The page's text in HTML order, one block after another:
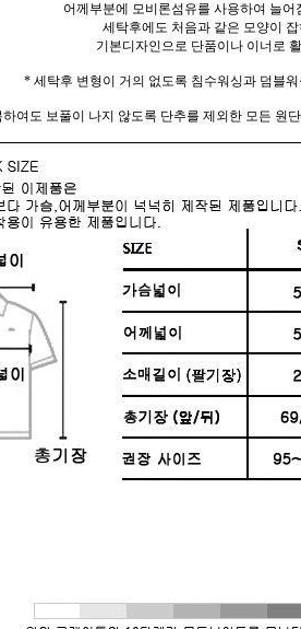
어께부분에 모비론섬유를 사용하여 늘
세탁후에도 처음과 같은 모양이
기본디자인으로 단품이나 이너로
* 세탁후 변형이 거의 없도록 침수워싱과 덤블
여도 보풀이 나지 않도록 단추를 제외한 모든 원